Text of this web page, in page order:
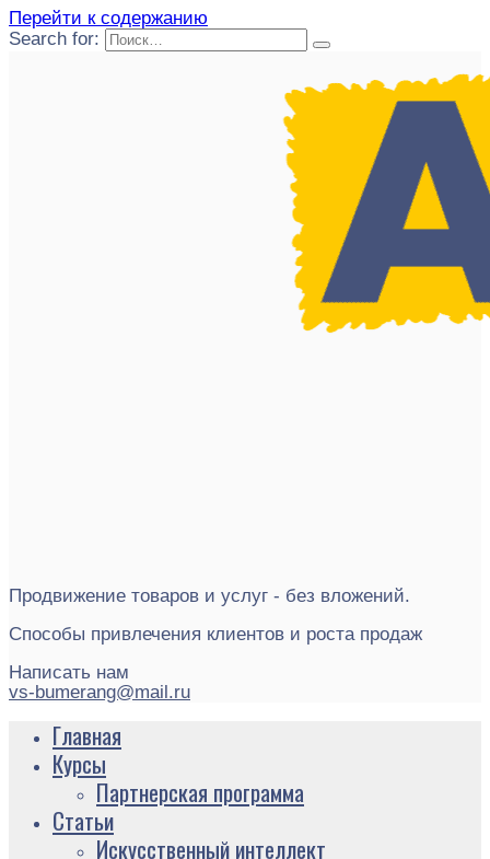
Перейти к содержанию
Search for:
Продвижение товаров и услуг - без вложений.
Способы привлечения клиентов и роста продаж
Написать нам
vs-bumerang@mail.ru
Главная
Курсы
Партнерская программа
Статьи
Искусственный интеллект